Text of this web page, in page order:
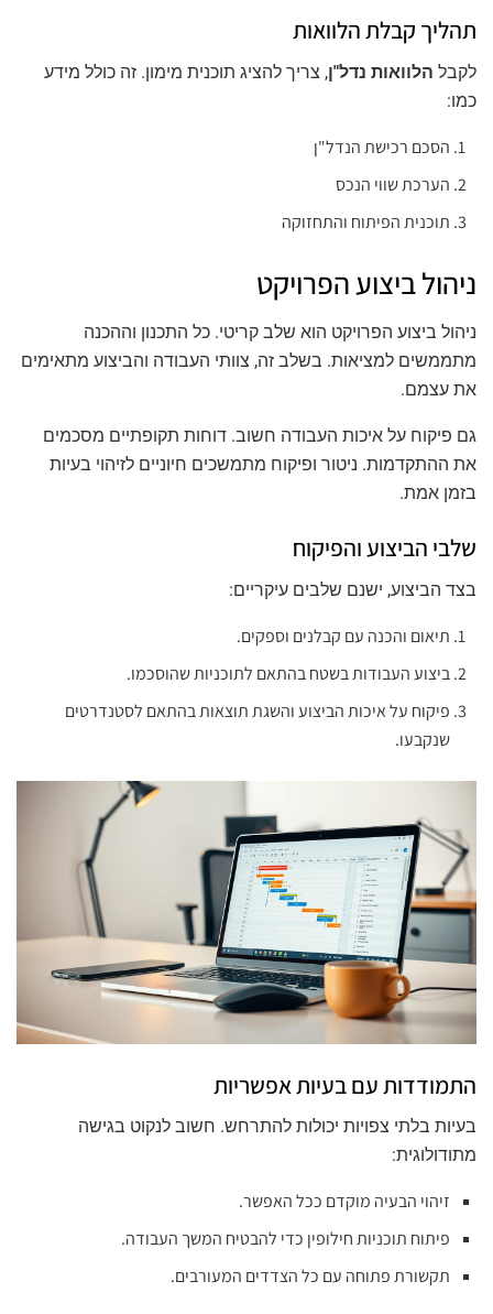
תהליך קבלת הלוואות
לקבל הלוואות נדל"ן, צריך להציג תוכנית מימון. זה כולל מידע
כמו:
הסכם רכישת הנדל"ן
הערכת שווי הנכס
תוכנית הפיתוח והתחזוקה
ניהול ביצוע הפרויקט
ניהול ביצוע הפרויקט הוא שלב קריטי. כל התכנון וההכנה
מתממשים למציאות. בשלב זה, צוותי העבודה והביצוע מתאימים
את עצמם.
גם פיקוח על איכות העבודה חשוב. דוחות תקופתיים מסכמים
את ההתקדמות. ניטור ופיקוח מתמשכים חיוניים לזיהוי בעיות
בזמן אמת.
שלבי הביצוע והפיקוח
בצד הביצוע, ישנם שלבים עיקריים:
תיאום והכנה עם קבלנים וספקים.
ביצוע העבודות בשטח בהתאם לתוכניות שהוסכמו.
פיקוח על איכות הביצוע והשגת תוצאות בהתאם לסטנדרטים
שנקבעו.
התמודדות עם בעיות אפשריות
בעיות בלתי צפויות יכולות להתרחש. חשוב לנקוט בגישה
מתודולוגית:
זיהוי הבעיה מוקדם ככל האפשר.
פיתוח תוכניות חילופין כדי להבטיח המשך העבודה.
תקשורת פתוחה עם כל הצדדים המעורבים.